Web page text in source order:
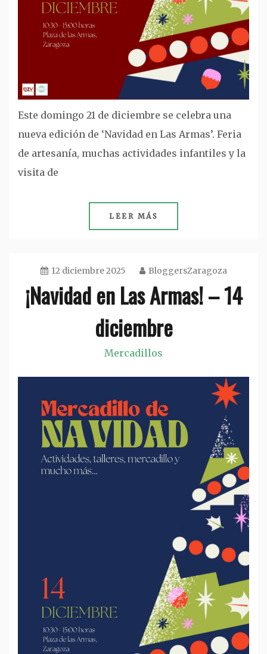
Este domingo 21 de diciembre se celebra una
nueva edición de ‘Navidad en Las Armas’. Feria
de artesanía, muchas actividades infantiles y la
visita de
LEER MÁS
12 diciembre 2025 BloggersZaragoza
¡Navidad en Las Armas! – 14
diciembre
Mercadillos